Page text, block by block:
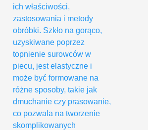
ich właściwości,
zastosowania i metody
obróbki. Szkło na gorąco,
uzyskiwane poprzez
topnienie surowców w
piecu, jest elastyczne i
może być formowane na
różne sposoby, takie jak
dmuchanie czy prasowanie,
co pozwala na tworzenie
skomplikowanych